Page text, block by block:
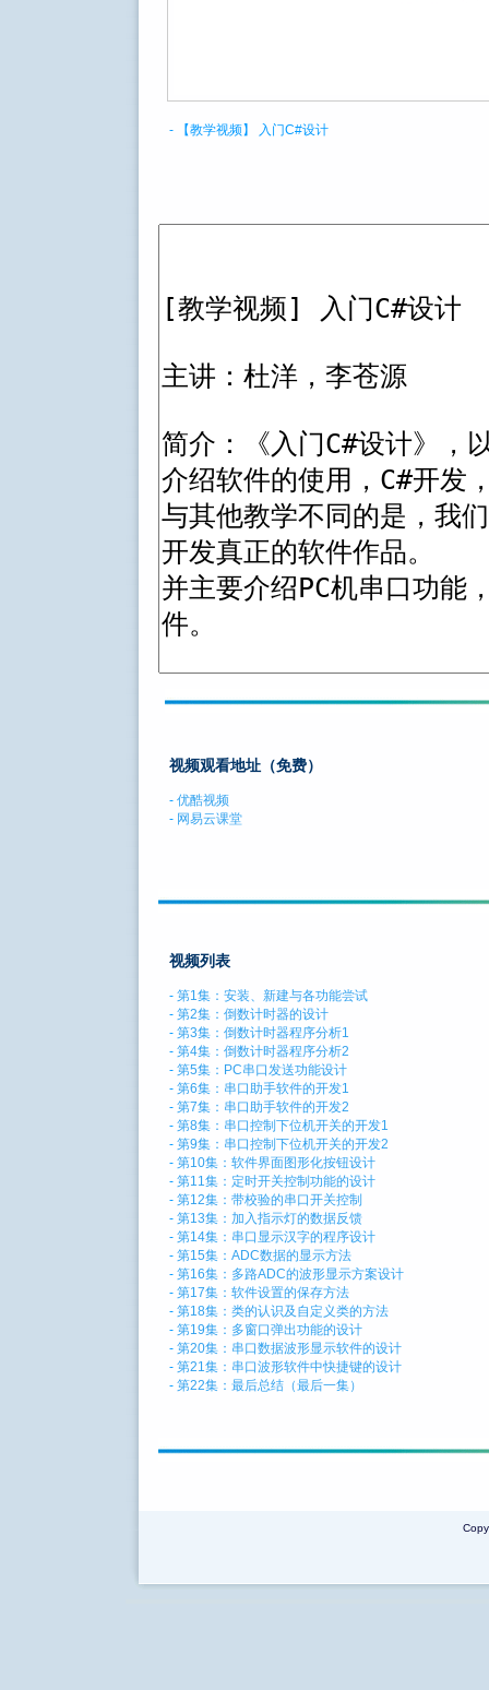
- 【教学视频】 入门C#设计
视频观看地址（免费）
- 优酷视频
- 网易云课堂
视频列表
- 第1集：安装、新建与各功能尝试
- 第2集：倒数计时器的设计
- 第3集：倒数计时器程序分析1
- 第4集：倒数计时器程序分析2
- 第5集：PC串口发送功能设计
- 第6集：串口助手软件的开发1
- 第7集：串口助手软件的开发2
- 第8集：串口控制下位机开关的开发1
- 第9集：串口控制下位机开关的开发2
- 第10集：软件界面图形化按钮设计
- 第11集：定时开关控制功能的设计
- 第12集：带校验的串口开关控制
- 第13集：加入指示灯的数据反馈
- 第14集：串口显示汉字的程序设计
- 第15集：ADC数据的显示方法
- 第16集：多路ADC的波形显示方案设计
- 第17集：软件设置的保存方法
- 第18集：类的认识及自定义类的方法
- 第19集：多窗口弹出功能的设计
- 第20集：串口数据波形显示软件的设计
- 第21集：串口波形软件中快捷键的设计
- 第22集：最后总结（最后一集）